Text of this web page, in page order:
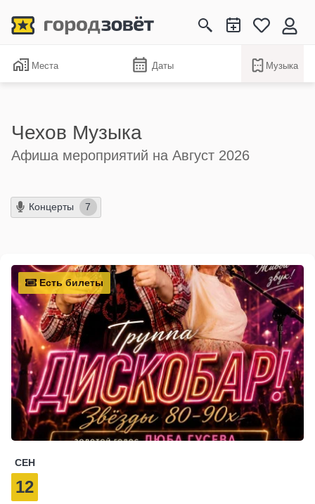
Места Даты Музыка
Чехов Музыка
Афиша мероприятий на Август 2026
7
Концерты
Есть билеты
СЕН
12